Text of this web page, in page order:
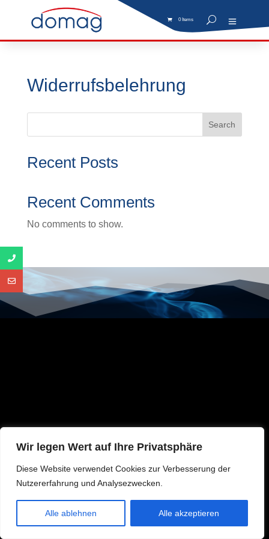
Wir legen Wert auf Ihre Privatsphäre
Diese Website verwendet Cookies zur Verbesserung der
Nutzererfahrung und Analysezwecken.
Alle ablehnen Alle akzeptieren
0 Items
Widerrufsbelehrung
Search
Recent Posts
Recent Comments
No comments to show.